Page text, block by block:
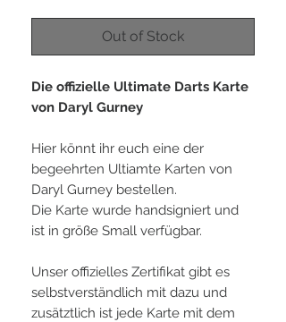
Out of Stock
Die offizielle Ultimate Darts Karte
von Daryl Gurney
Hier könnt ihr euch eine der
begeehrten Ultiamte Karten von
Daryl Gurney bestellen.
Die Karte wurde handsigniert und
ist in größe Small verfügbar.
Unser offizielles Zertifikat gibt es
selbstverständlich mit dazu und
zusätztlich ist jede Karte mit dem